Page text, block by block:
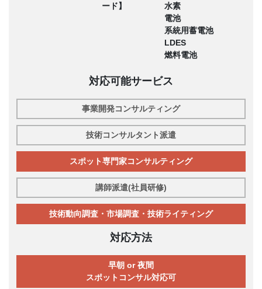
ード】
水素
電池
系統用蓄電池
LDES
燃料電池
対応可能サービス
事業開発コンサルティング
技術コンサルタント派遣
スポット専門家コンサルティング
講師派遣(社員研修)
技術動向調査・市場調査・技術ライティング
対応方法
早朝 or 夜間
スポットコンサル対応可